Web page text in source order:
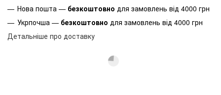
Нова пошта — безкоштовно для замовлень від 4000 грн
Укрпочша — безкоштовно для замовлень від 4000 грн
Детальніше про доставку